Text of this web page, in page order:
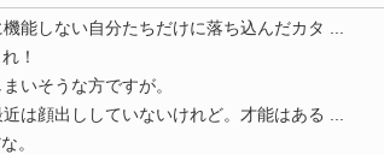
能しない自分たちだけに落ち込んだカタ ...
！
いそうな方ですが。
は顔出ししていないけれど。才能はある ...
。